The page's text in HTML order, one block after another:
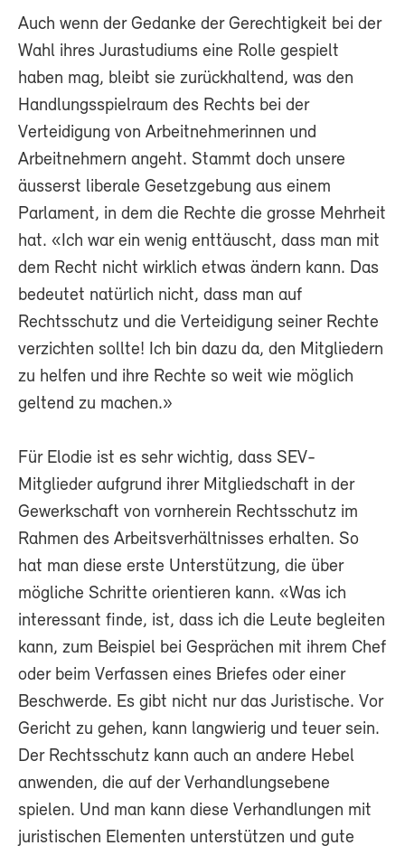
Auch wenn der Gedanke der Gerechtigkeit bei der
Wahl ihres Jurastudiums eine Rolle gespielt
haben mag, bleibt sie zurückhaltend, was den
Handlungsspielraum des Rechts bei der
Verteidigung von Arbeitnehmerinnen und
Arbeitnehmern angeht. Stammt doch unsere
äusserst liberale Gesetzgebung aus einem
Parlament, in dem die Rechte die grosse Mehrheit
hat. «Ich war ein wenig enttäuscht, dass man mit
dem Recht nicht wirklich etwas ändern kann. Das
bedeutet natürlich nicht, dass man auf
Rechtsschutz und die Verteidigung seiner Rechte
verzichten sollte! Ich bin dazu da, den Mitgliedern
zu helfen und ihre Rechte so weit wie möglich
geltend zu machen.»
Für Elodie ist es sehr wichtig, dass SEV-
Mitglieder aufgrund ihrer Mitgliedschaft in der
Gewerkschaft von vornherein Rechtsschutz im
Rahmen des Arbeitsverhältnisses erhalten. So
hat man diese erste Unterstützung, die über
mögliche Schritte orientieren kann. «Was ich
interessant finde, ist, dass ich die Leute begleiten
kann, zum Beispiel bei Gesprächen mit ihrem Chef
oder beim Verfassen eines Briefes oder einer
Beschwerde. Es gibt nicht nur das Juristische. Vor
Gericht zu gehen, kann langwierig und teuer sein.
Der Rechtsschutz kann auch an andere Hebel
anwenden, die auf der Verhandlungsebene
spielen. Und man kann diese Verhandlungen mit
juristischen Elementen unterstützen und gute